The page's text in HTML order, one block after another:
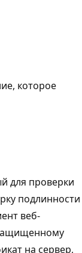
которое
для проверки
подлинности
веб-
на сервер,